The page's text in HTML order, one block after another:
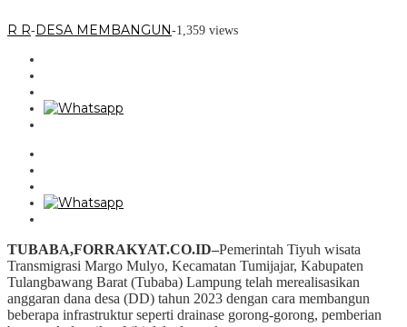
R R-DESA MEMBANGUN-1,359 views
TUBABA,FORRAKYAT.CO.ID–Pemerintah Tiyuh wisata
Transmigrasi Margo Mulyo, Kecamatan Tumijajar, Kabupaten
Tulangbawang Barat (Tubaba) Lampung telah merealisasikan
anggaran dana desa (DD) tahun 2023 dengan cara membangun
beberapa infrastruktur seperti drainase gorong-gorong, pemberian